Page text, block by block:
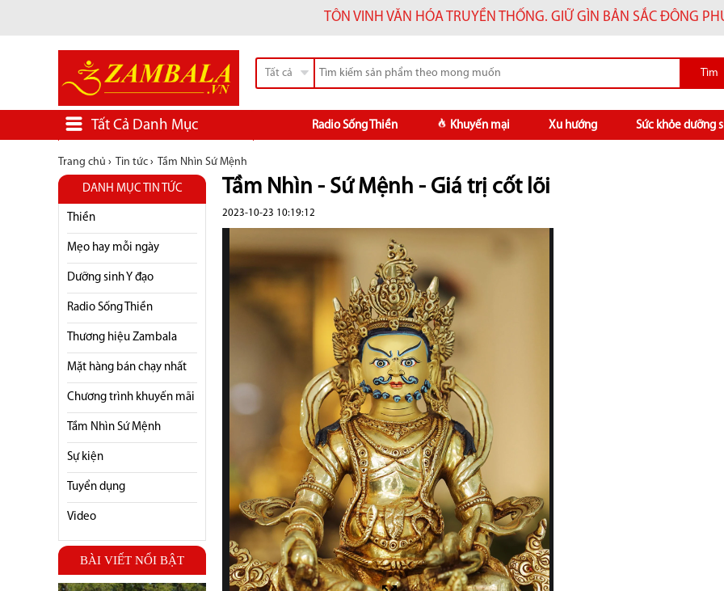
TÔN VINH VĂN HÓA TRUYỀN THỐNG. GIỮ GÌN BẢN SẮC ĐÔNG
Tất cả
Tất Cả Danh Mục Radio Sống Thiền Khuyến mại Xu hướng Sức khỏe dưỡng
Trang chủ › Tin tức › Tầm Nhìn Sứ Mệnh
DANH MỤC TIN TỨC
Thiền
Mẹo hay mỗi ngày
Dưỡng sinh Y đạo
Radio Sống Thiền
Thương hiệu Zambala
Mặt hàng bán chạy nhất
Chương trình khuyến mãi
Tầm Nhìn Sứ Mệnh
Sự kiện
Tuyển dụng
Video
BÀI VIẾT NỔI BẬT
Tầm Nhìn - Sứ Mệnh - Giá trị cốt lõi
2023-10-23 10:19:12